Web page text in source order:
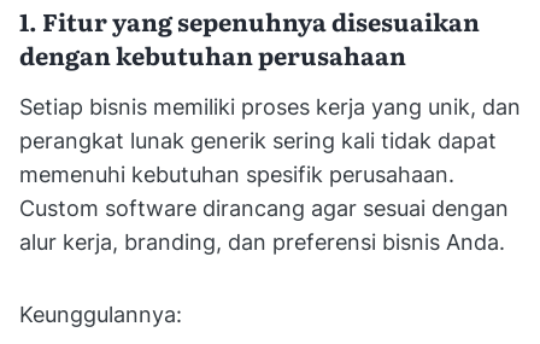
1. Fitur yang sepenuhnya disesuaikan
dengan kebutuhan perusahaan
Setiap bisnis memiliki proses kerja yang unik, dan
perangkat lunak generik sering kali tidak dapat
memenuhi kebutuhan spesifik perusahaan.
Custom software dirancang agar sesuai dengan
alur kerja, branding, dan preferensi bisnis Anda.
Keunggulannya: